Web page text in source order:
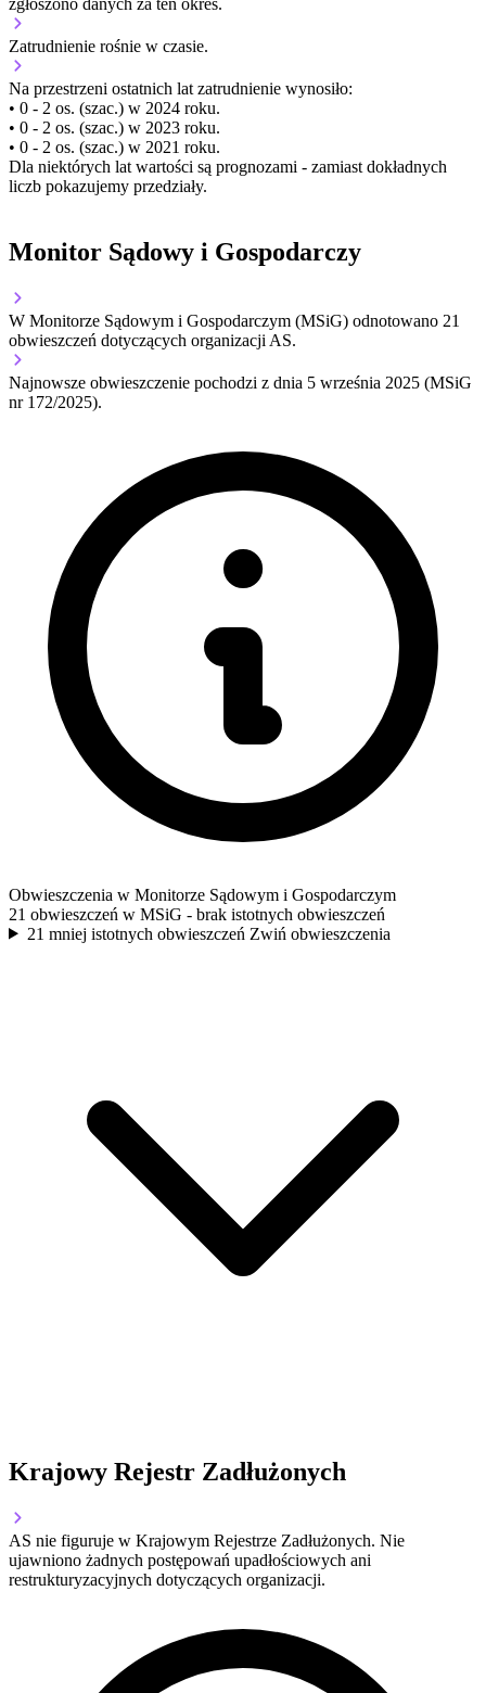
Zatrudnienie rośnie w czasie.
Na przestrzeni ostatnich lat zatrudnienie wynosiło:
• 0 - 2 os. (szac.) w 2024 roku.
• 0 - 2 os. (szac.) w 2023 roku.
• 0 - 2 os. (szac.) w 2021 roku.
Dla niektórych lat wartości są prognozami - zamiast dokładnych
liczb pokazujemy przedziały.
Monitor Sądowy i Gospodarczy
W Monitorze Sądowym i Gospodarczym (MSiG) odnotowano 21
obwieszczeń dotyczących organizacji AS.
Najnowsze obwieszczenie pochodzi z dnia 5 września 2025 (MSiG
nr 172/2025).
Obwieszczenia w Monitorze Sądowym i Gospodarczym
21 obwieszczeń w MSiG - brak istotnych obwieszczeń
21 mniej istotnych obwieszczeń Zwiń obwieszczenia
Krajowy Rejestr Zadłużonych
AS nie figuruje w Krajowym Rejestrze Zadłużonych. Nie
ujawniono żadnych postępowań upadłościowych ani
restrukturyzacyjnych dotyczących organizacji.